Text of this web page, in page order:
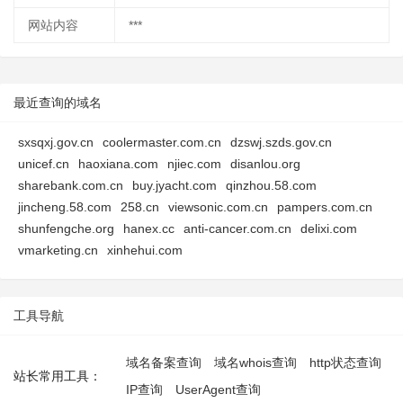
网站内容 ***
最近查询的域名
sxsqxj.gov.cn coolermaster.com.cn
dzswj.szds.gov.cn
unicef.cn
haoxiana.com njiec.com
disanlou.org
sharebank.com.cn
buy.jyacht.com
qinzhou.58.com
jincheng.58.com
258.cn viewsonic.com.cn
pampers.com.cn
shunfengche.org
hanex.cc anti-cancer.com.cn
delixi.com
vmarketing.cn
xinhehui.com
工具导航
站长常用工具：
域名备案查询 域名whois查询
http状态查询
IP查询
UserAgent查询